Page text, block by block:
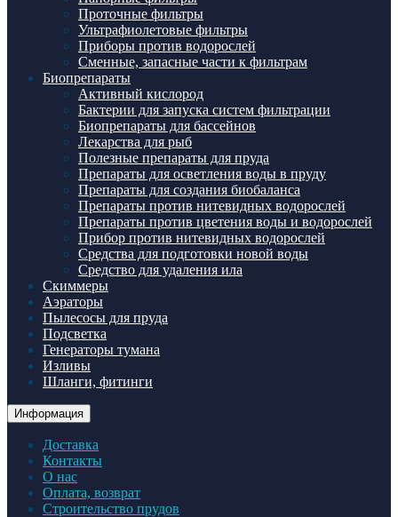
Проточные фильтры
Ультрафиолетовые фильтры
Приборы против водорослей
Сменные, запасные части к фильтрам
Биопрепараты
Активный кислород
Бактерии для запуска систем фильтрации
Биопрепараты для бассейнов
Лекарства для рыб
Полезные препараты для пруда
Препараты для осветления воды в пруду
Препараты для создания биобаланса
Препараты против нитевидных водорослей
Препараты против цветения воды и водорослей
Прибор против нитевидных водорослей
Средства для подготовки новой воды
Средство для удаления ила
Скиммеры
Аэраторы
Пылесосы для пруда
Подсветка
Генераторы тумана
Изливы
Шланги, фитинги
Информация
Доставка
Контакты
О нас
Оплата, возврат
Строительство прудов